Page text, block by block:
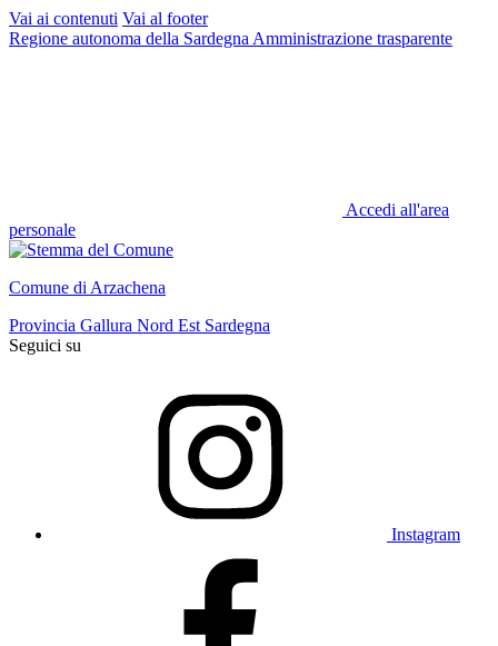
Vai ai contenuti Vai al footer
Regione autonoma della Sardegna Amministrazione trasparente
Accedi all'area
personale
Comune di Arzachena
Provincia Gallura Nord Est Sardegna
Seguici su
Instagram